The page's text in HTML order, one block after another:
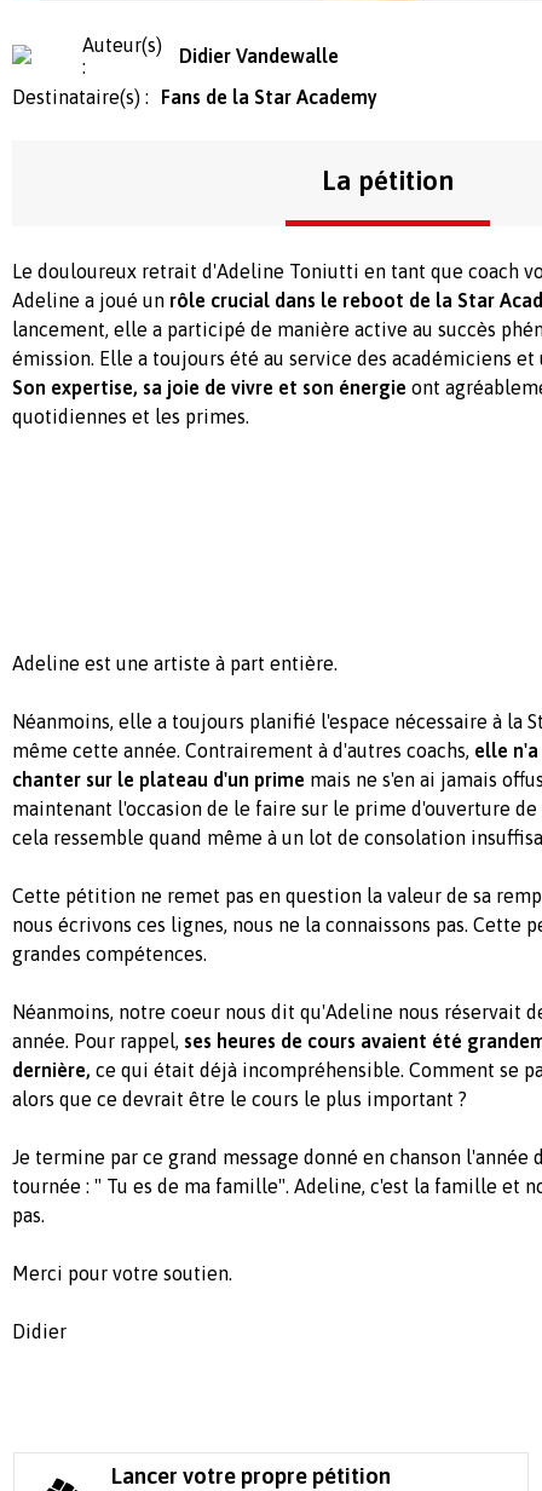
Auteur(s)
:
Didier Vandewalle
Destinataire(s) :
Fans de la Star Academy
La pétition
Le douloureux retrait d'Adeline Toniutti en tant que coach
Adeline a joué un rôle crucial dans le reboot de la Star
lancement, elle a participé de manière active au succès
émission. Elle a toujours été au service des académiciens et
Son expertise, sa joie de vivre et son énergie ont
quotidiennes et les primes.
Adeline est une artiste à part entière.
Néanmoins, elle a toujours planifié l'espace nécessaire à la
même cette année. Contrairement à d'autres coachs, elle n'a
chanter sur le plateau d'un prime mais ne s'en ai jamais
maintenant l'occasion de le faire sur le prime d'ouverture
cela ressemble quand même à un lot de consolation
Cette pétition ne remet pas en question la valeur de sa
nous écrivons ces lignes, nous ne la connaissons pas. Cette
grandes compétences.
Néanmoins, notre coeur nous dit qu'Adeline nous réservait
année. Pour rappel, ses heures de cours avaient été
dernière, ce qui était déjà incompréhensible. Comment se
alors que ce devrait être le cours le plus important ?
Je termine par ce grand message donné en chanson
tournée : " Tu es de ma famille". Adeline, c'est la famille et
pas.
Merci pour votre soutien.
Didier
Lancer votre propre pétition